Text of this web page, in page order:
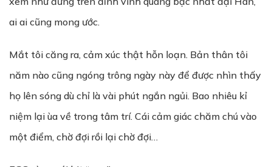
ai ai cũng mong ước.
Mắt tôi căng ra, cảm xúc thật hỗn loạn. Bản thân tôi
năm nào cũng ngóng trông ngày này để được nhìn thấy
họ lên sóng dù chỉ là vài phút ngắn ngủi. Bao nhiêu kỉ
niệm lại ùa về trong tâm trí. Cái cảm giác chăm chú vào
một điểm, chờ đợi rồi lại chờ đợi…